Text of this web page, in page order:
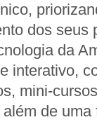
dos seus
da
interativo,
mini-
de